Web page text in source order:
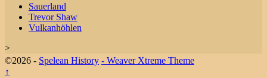
Sauerland
Trevor Shaw
Vulkanhöhlen
>
©2026 - Spelean History - Weaver Xtreme Theme
↑